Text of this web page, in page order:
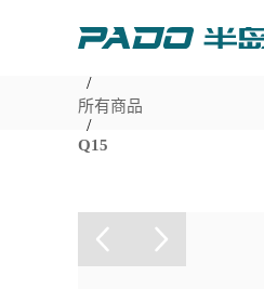
/
所有商品
/
Q15